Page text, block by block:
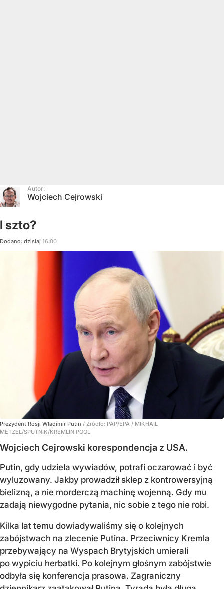
Autor:
Wojciech Cejrowski
I szto?
Dodano: dzisiaj 16:00
Prezydent Rosji Wladimir Putin / Źródło: PAP/EPA / MIKHAIL
METZEL/SPUTNIK/KREMLIN POOL
Wojciech Cejrowski korespondencja z USA.
Putin, gdy udziela wywiadów, potrafi oczarować i być
wyluzowany. Jakby prowadził sklep z kontrowersyjną
bielizną, a nie morderczą machinę wojenną. Gdy mu
zadają niewygodne pytania, nic sobie z tego nie robi.
Kilka lat temu dowiadywaliśmy się o kolejnych
zabójstwach na zlecenie Putina. Przeciwnicy Kremla
przebywający na Wyspach Brytyjskich umierali
po wypiciu herbatki. Po kolejnym głośnym zabójstwie
odbyła się konferencja prasowa. Zagraniczny